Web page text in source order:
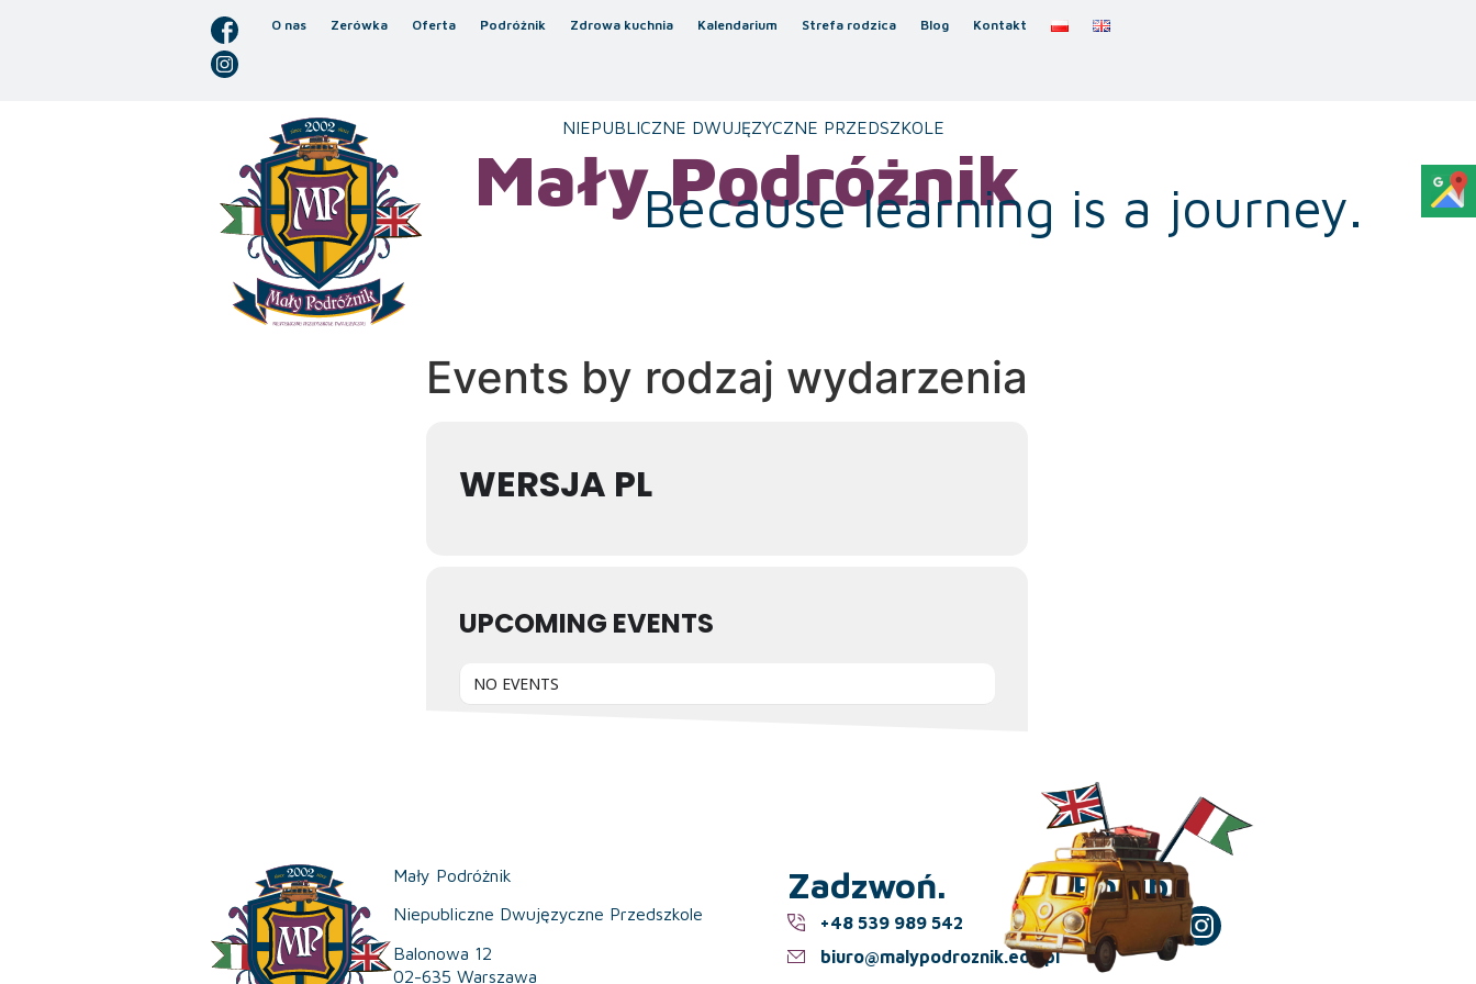
O nas Zerówka Oferta Podróżnik Zdrowa kuchnia Kalendarium Strefa rodzica Blog Kontakt
NIEPUBLICZNE DWUJĘZYCZNE PRZEDSZKOLE
Mały Podróżnik
Because learning is a journey.
Events by rodzaj wydarzenia
WERSJA PL
UPCOMING EVENTS
NO EVENTS
Mały Podróżnik
Niepubliczne Dwujęzyczne Przedszkole
Balonowa 12
02-635 Warszawa
Zadzwoń.
+48 539 989 542
biuro@malypodroznik.edu.pl
Polub!